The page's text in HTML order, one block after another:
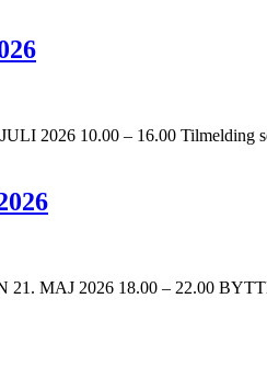
2026 10.00 – 16.00 Tilmelding
MAJ 2026 18.00 – 22.00